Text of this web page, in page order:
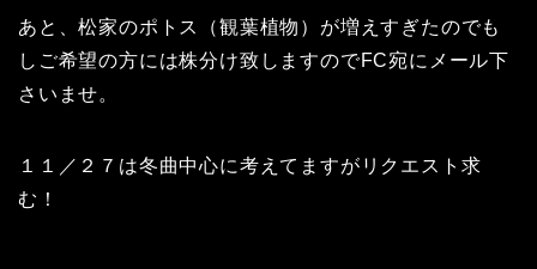
あと、松家のポトス（観葉植物）が増えすぎたのでも
しご希望の方には株分け致しますのでFC宛にメール下
さいませ。
１１／２７は冬曲中心に考えてますがリクエスト求
む！